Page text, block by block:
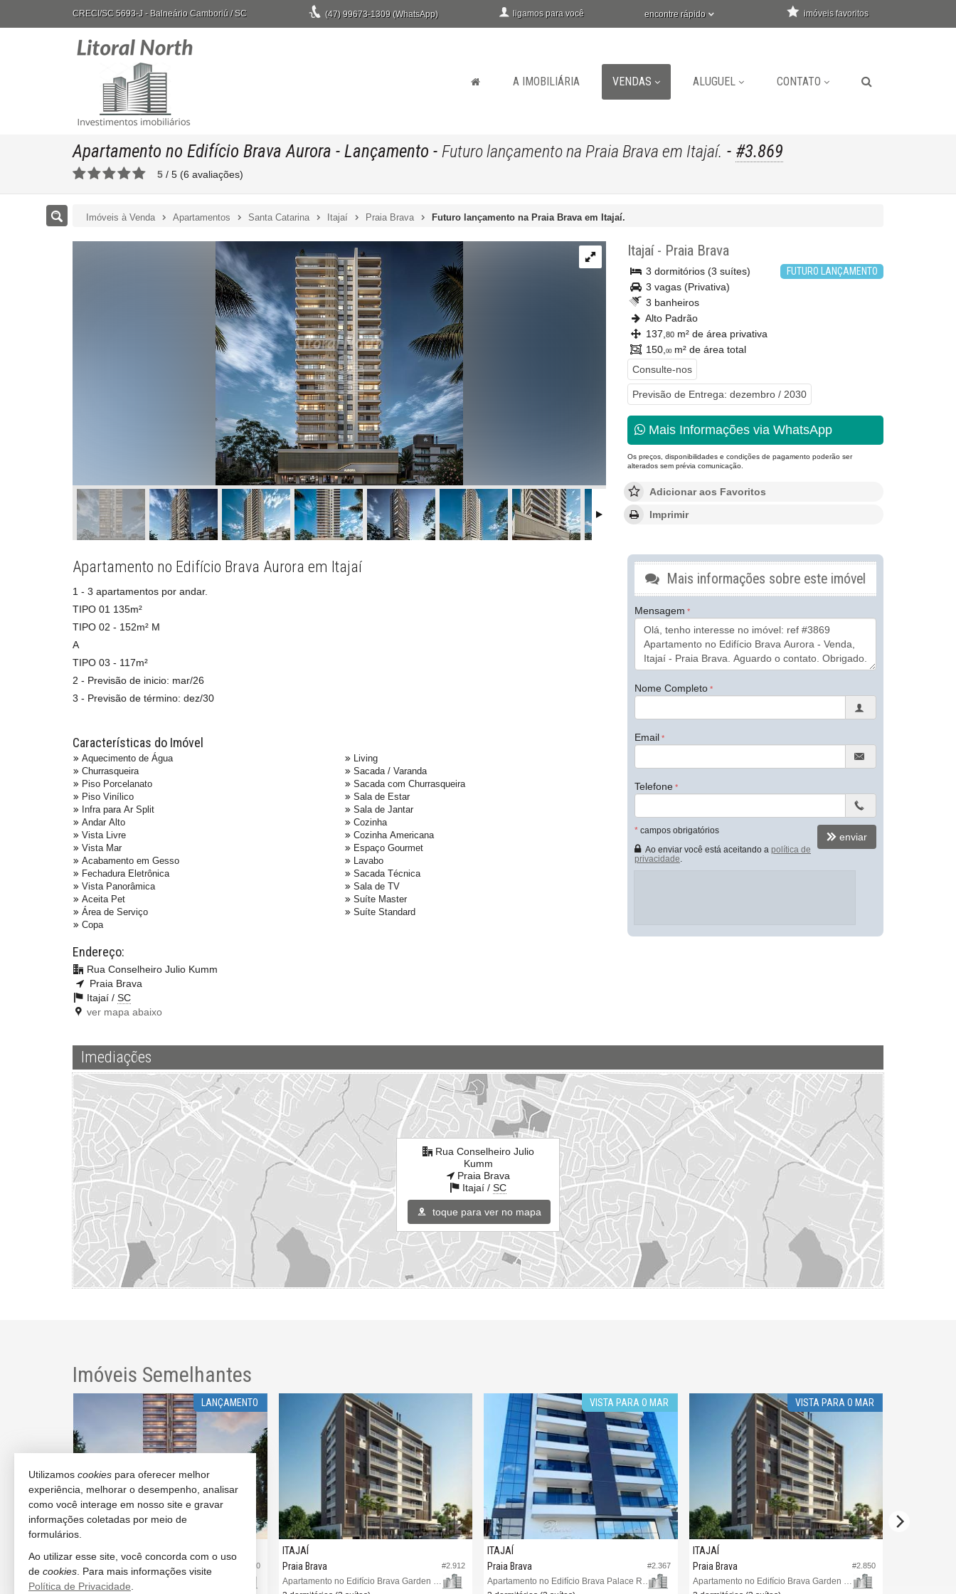
CRECI/SC 5693-J - Balneário Camboriú /SC (47) 99673-1309 (WhatsApp) ligamos para você encontre rápido imóveis favoritos
A IMOBILIÁRIA VENDAS ALUGUEL CONTATO
Apartamento no Edifício Brava Aurora - Lançamento - Futuro lançamento na Praia Brava em Itajaí. - #3.869
5 / 5 (6 avaliações)
Imóveis à Venda Apartamentos Santa Catarina Itajaí Praia Brava Futuro lançamento na Praia Brava em Itajaí.
Itajaí- Praia Brava
FUTURO LANÇAMENTO
3 dormitórios (3 suítes)
3 vagas (Privativa)
3 banheiros
Alto Padrão
137, 80 m² de área privativa
150, 00m² de área total
Consulte-nos
Previsão de Entrega: dezembro / 2030
Mais Informações via WhatsApp
Os preços, disponibilidades e condições de pagamento poderão ser
alterados sem prévia comunicação.
Adicionar aos Favoritos
Imprimir
Apartamento no Edifício Brava Aurora em Itajaí
1 - 3 apartamentos por andar.
TIPO 01 135m²
TIPO 02 - 152m² M
A
TIPO 03 - 117m²
2 - Previsão de inicio: mar/26
3 - Previsão de término: dez/30
Características do Imóvel
Aquecimento de Água
Churrasqueira
Piso Porcelanato
Piso Vinílico
Infra para Ar Split
Andar Alto
Vista Livre
Vista Mar
Acabamento em Gesso
Fechadura Eletrônica
Vista Panorâmica
Aceita Pet
Área de Serviço
Copa
Living
Sacada / Varanda
Sacada com Churrasqueira
Sala de Estar
Sala de Jantar
Cozinha
Cozinha Americana
Espaço Gourmet
Lavabo
Sacada Técnica
Sala de TV
Suíte Master
Suíte Standard
Endereço:
Rua Conselheiro Julio Kumm
Praia Brava
Itajaí / SC
ver mapa abaixo
Mais informações sobre este imóvel
Mensagem
Nome Completo
Email
Telefone
* campos obrigatórios
Ao enviar você está aceitando a política de
privacidade
enviar
Imediações
Rua Conselheiro Julio
Kumm
Praia Brava
Itajaí / SC
toque para ver no mapa
Imóveis Semelhantes
LANÇAMENTO
#3.980
Praia Brava #2.912
ITAJAÍ
Praia Brava
VISTA PARA O MAR
#2.367
ITAJAÍ
Praia Brava
Apartamento no Edifício Brava Palace Residence
VISTA PARA O MAR
#2.850
ITAJAÍ
Praia Brava
Utilizamos cookies para oferecer melhor
experiência, melhorar o desempenho, analisar
como você interage em nosso site e gravar
informações coletadas por meio de
formulários.
Ao utilizar esse site, você concorda com o uso
de cookies . Para mais informações visite
Política de Privacidade